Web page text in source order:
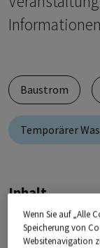
Baustrom
Temporärer
Inhalt
Wenn Sie auf „Alle
Speicherung von
Websitenavigation